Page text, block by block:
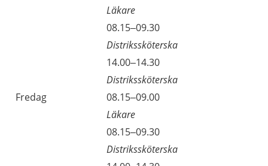
Läkare
08.15–09.30
Distrikssköterska
14.00–14.30
Distrikssköterska
Fredag
08.15–09.00
Läkare
08.15–09.30
Distrikssköterska